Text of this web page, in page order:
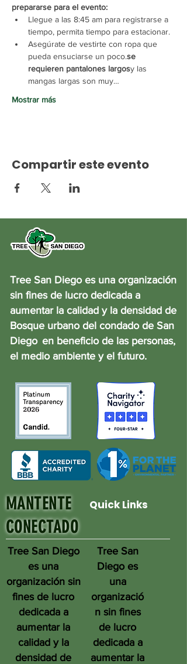
prepararse para el evento:
Llegue a las 8:45 am para registrarse a
tiempo, permita tiempo para estacionar.
Asegúrate de vestirte con ropa que
pueda ensuciarse un poco.se
requieren pantalones largosy las
mangas largas son muy…
Mostrar más
Compartir este evento
Tree San Diego es una organización
sin fines de lucro dedicada a
aumentar la calidad y la densidad de
Bosque urbano del condado de San
Diego en beneficio de las personas,
el medio ambiente y el futuro.
MANTENTE
CONECTADO
Quick Links
Tree San Diego
es una
organización sin
fines de lucro
dedicada a
aumentar la
calidad y la
densidad de
Tree San
Diego es
una
organizació
n sin fines
de lucro
dedicada a
aumentar la